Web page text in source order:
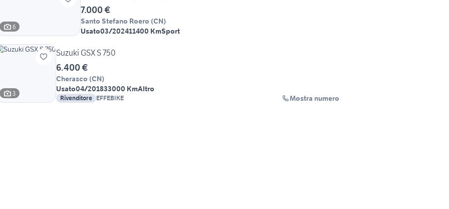
6
7.000 €
Santo Stefano Roero (CN)
Usato03/202411400 KmSport
3
Suzuki GSX S 750
6.400 €
Cherasco (CN)
Usato04/201833000 KmAltro
Rivenditore EFFEBIKE Mostra numero